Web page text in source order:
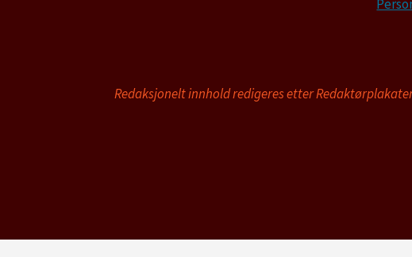
Redaksjonelt innhold redigeres etter